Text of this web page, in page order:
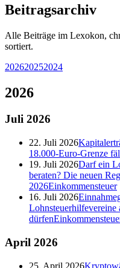
Beitragsarchiv
Alle Beiträge im Lexokon,
sortiert.
202620252024
2026
Juli 2026
22. Juli 2026
18.000-Euro-Grenze
19. Juli 2026Darf ein
beraten? Die neuen
2026Einkommensteuer
16. Juli 2026
Lohnsteuerhilfevereine
dürfen
April 2026
25. April 2026